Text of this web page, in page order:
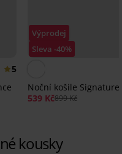
5
Výprodej
Sleva -40%
Noční košile Signature
539 Kč899 Kč
kousky